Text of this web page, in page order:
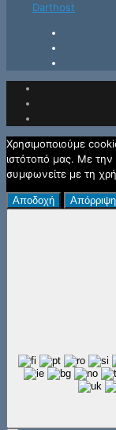
Darthost
Χρησιμοποιούμε
ιστότοπό μας. Με την
συμφωνείτε με τη
Αποδοχή Απόρριψη